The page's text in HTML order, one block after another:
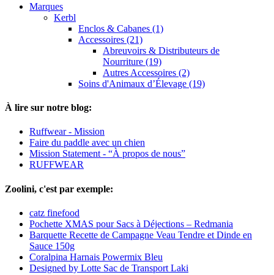
Marques
Kerbl
Enclos & Cabanes (1)
Accessoires (21)
Abreuvoirs & Distributeurs de
Nourriture (19)
Autres Accessoires (2)
Soins d'Animaux d’Élevage (19)
À lire sur notre blog:
Ruffwear - Mission
Faire du paddle avec un chien
Mission Statement - “À propos de nous”
RUFFWEAR
Zoolini, c'est par exemple:
catz finefood
Pochette XMAS pour Sacs à Déjections – Redmania
Barquette Recette de Campagne Veau Tendre et Dinde en
Sauce 150g
Coralpina Harnais Powermix Bleu
Designed by Lotte Sac de Transport Laki